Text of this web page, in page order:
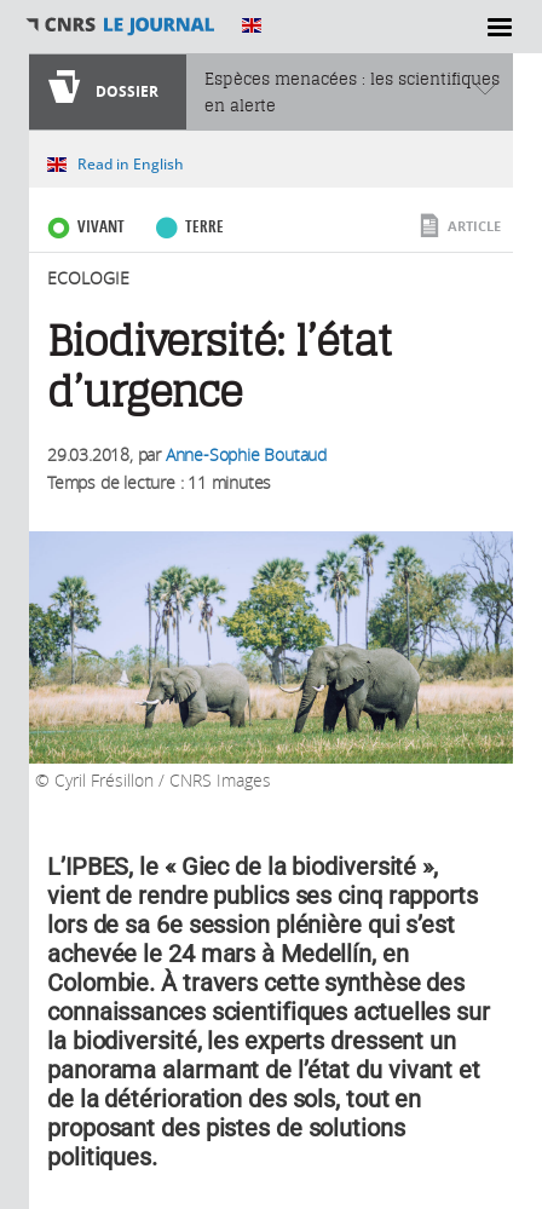
SECTIONS
DOSSIER
Espèces menacées : les scientifiques
en alerte
Vous êtes ici
Read in English
VIVANT TERRE
ECOLOGIE
ARTICLE
Biodiversité: l’état
d’urgence
29.03.2018, parAnne-Sophie Boutaud
Temps de lecture : 11 minutes
Cyril Frésillon / CNRS Images
L’IPBES, le « Giec de la biodiversité »,
vient de rendre publics ses cinq rapports
lors de sa 6e session plénière qui s’est
achevée le 24 mars à Medellín, en
Colombie. À travers cette synthèse des
connaissances scientifiques actuelles sur
la biodiversité, les experts dressent un
panorama alarmant de l’état du vivant et
de la détérioration des sols, tout en
proposant des pistes de solutions
politiques.